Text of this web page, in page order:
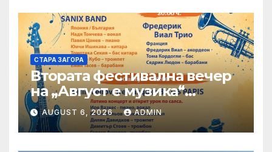
СТАРА ЗАГОРА
Втората фестивална вечер
на „Август е музика“
посреща Фредерик Виал
Трио
AUGUST 6, 2026 ADMIN